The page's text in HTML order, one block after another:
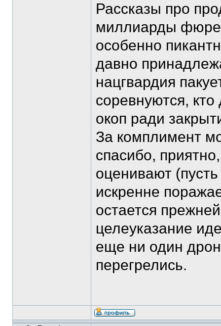
Рассказы про
миллиарды
особенно
давно
нацгвардия
соревнуются,
окоп ради
За комплимент
спасибо,
оценивают
искренне
остается
целеуказание
еще ни один
перегрелись.